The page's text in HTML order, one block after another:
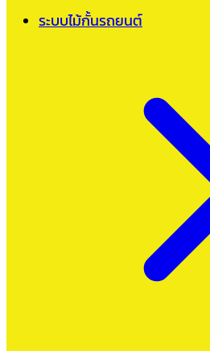
ระบบไม้กั้นรถยนต์